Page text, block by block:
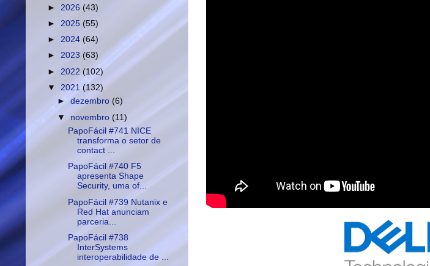
► 2026 (43)
► 2025 (55)
► 2024 (64)
► 2023 (63)
► 2022 (102)
▼ 2021 (132)
►dezembro (6)
▼novembro(11)
PapoFácil #741 NICE
transforma o setor de
contact ...
PapoFácil #740 F5
apresenta Shape
Security, uma of...
PapoFácil #739 Nutanix e
Red Hat anunciam
parceria...
PapoFácil #738
InterSystems
interoperabilidade de ...